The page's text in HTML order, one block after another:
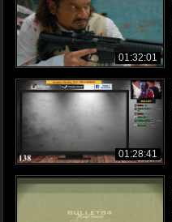
01:32:01
01:28:41